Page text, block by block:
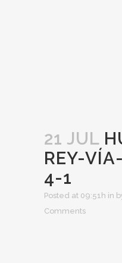
21 JUL
REY-
4-1
Posted at 09:51h in
Comments